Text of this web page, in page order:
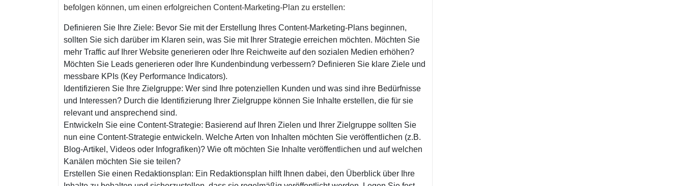
befolgen können, um einen erfolgreichen Content-Marketing-Plan zu erstellen:
Definieren Sie Ihre Ziele: Bevor Sie mit der Erstellung Ihres Content-Marketing-Plans beginnen,
sollten Sie sich darüber im Klaren sein, was Sie mit Ihrer Strategie erreichen möchten. Möchten Sie
mehr Traffic auf Ihrer Website generieren oder Ihre Reichweite auf den sozialen Medien erhöhen?
Möchten Sie Leads generieren oder Ihre Kundenbindung verbessern? Definieren Sie klare Ziele und
messbare KPIs (Key Performance Indicators).
Identifizieren Sie Ihre Zielgruppe: Wer sind Ihre potenziellen Kunden und was sind ihre Bedürfnisse
und Interessen? Durch die Identifizierung Ihrer Zielgruppe können Sie Inhalte erstellen, die für sie
relevant und ansprechend sind.
Entwickeln Sie eine Content-Strategie: Basierend auf Ihren Zielen und Ihrer Zielgruppe sollten Sie
nun eine Content-Strategie entwickeln. Welche Arten von Inhalten möchten Sie veröffentlichen (z.B.
Blog-Artikel, Videos oder Infografiken)? Wie oft möchten Sie Inhalte veröffentlichen und auf welchen
Kanälen möchten Sie sie teilen?
Erstellen Sie einen Redaktionsplan: Ein Redaktionsplan hilft Ihnen dabei, den Überblick über Ihre